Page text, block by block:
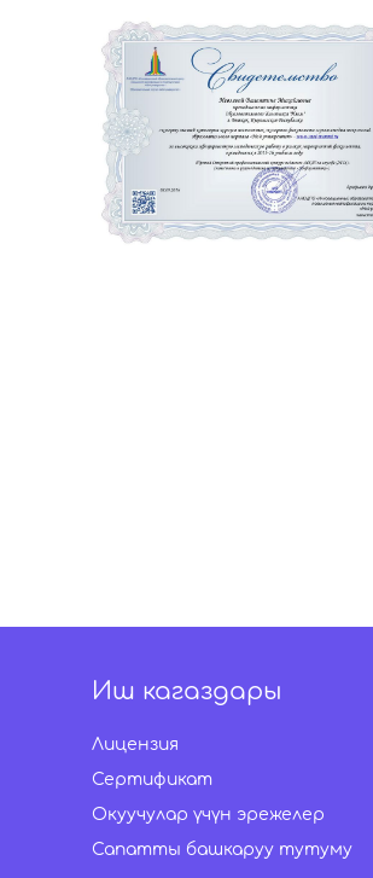
Иш кагаздары
Лицензия
Сертификат
Окуучулар үчүн эрежелер
Сапатты башкаруу тутуму